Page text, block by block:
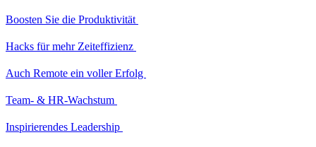
Boosten Sie die Produktivität
Hacks für mehr Zeiteffizienz
Auch Remote ein voller Erfolg
Team- & HR-Wachstum
Inspirierendes Leadership